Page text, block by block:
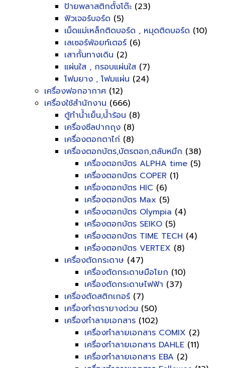
ป้ายพลาสติกตั้งโต๊ะ (23)
ฟิวเจอร์บอร์ด (5)
เม็ดแม่เหล็กติดบอร์ด , หมุดติดบอร์ด (10)
เลเซอร์พ้อยท์เตอร์ (6)
เสากั้นทางเดิน (2)
แผ่นใส , กรอบแผ่นใส (7)
โฟมยาง , โฟมแผ่น (24)
เครื่องฟอกอากาศ (12)
เครื่องใช้สำนักงาน (666)
ตู้ทำน้ำเย็น,น้ำร้อน (8)
เครื่องซีลปากถุง (8)
เครื่องตอกตาไก่ (8)
เครื่องตอกบัตร,บัตรตอก,ตลับหมึก (38)
เครื่องตอกบัตร ALPHA time (5)
เครื่องตอกบัตร COPER (1)
เครื่องตอกบัตร HIC (6)
เครื่องตอกบัตร Max (5)
เครื่องตอกบัตร Olympia (4)
เครื่องตอกบัตร SEIKO (5)
เครื่องตอกบัตร TIME TECH (4)
เครื่องตอกบัตร VERTEX (8)
เครื่องตัดกระดาษ (47)
เครื่องตัดกระดาษมือโยก (10)
เครื่องตัดกระดาษไฟฟ้า (37)
เครื่องตัดสติกเกอร์ (7)
เครื่องทำตรายางด่วน (50)
เครื่องทำลายเอกสาร (102)
เครื่องทำลายเอกสาร COMIX (2)
เครื่องทำลายเอกสาร DAHLE (11)
เครื่องทำลายเอกสาร EBA (2)